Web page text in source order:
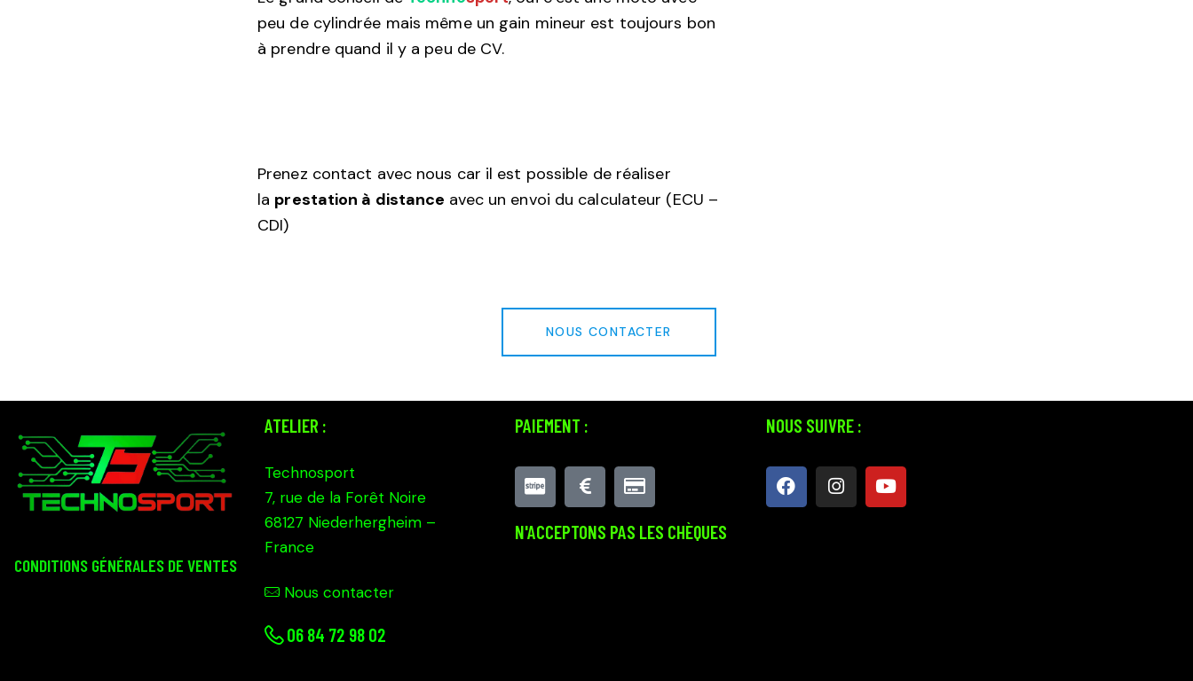
peu de cylindrée mais même un gain mineur est toujours bon
à prendre quand il y a peu de CV.
Prenez contact avec nous car il est possible de réaliser
la prestation à distance avec un envoi du calculateur (ECU –
CDI)
NOUS CONTACTER
CONDITIONS GÉNÉRALES DE VENTES
ATELIER :
Technosport
7, rue de la Forêt Noire
68127 Niederhergheim –
France
Nous contacter
06 84 72 98 02
PAIEMENT :
N'ACCEPTONS PAS LES CHÈQUES
NOUS SUIVRE :